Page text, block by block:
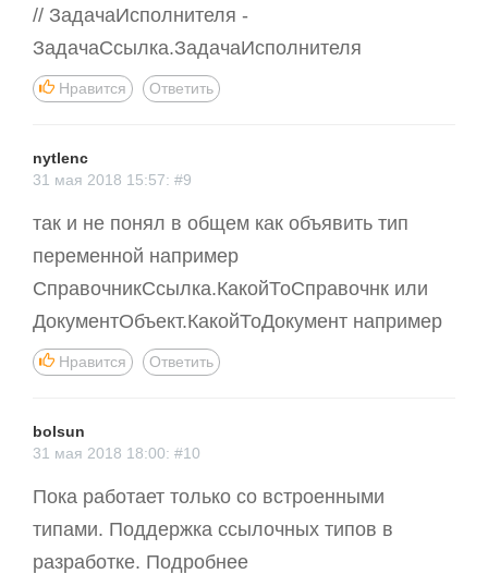
// ЗадачаИсполнителя -
ЗадачаСсылка.ЗадачаИсполнителя
Нравится Ответить
nytlenc
31 мая 2018 15:57: #9
так и не понял в общем как объявить тип
переменной например
СправочникСсылка.КакойТоСправочнк или
ДокументОбъект.КакойТоДокумент например
Нравится Ответить
bolsun
31 мая 2018 18:00: #10
Пока работает только со встроенными
типами. Поддержка ссылочных типов в
разработке. Подробнее